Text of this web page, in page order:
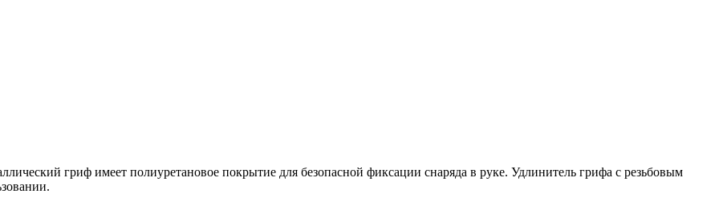
гриф имеет полиуретановое покрытие для безопасной фиксации снаряда в руке. Удлинитель грифа с резьбовым